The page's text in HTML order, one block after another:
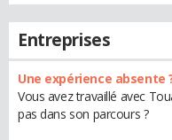
Entreprises
Une expérience absente
Vous avez travaillé avec
pas dans son parcours ?